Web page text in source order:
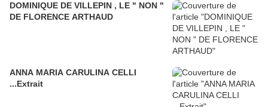
DOMINIQUE DE VILLEPIN , LE " NON "
DE FLORENCE ARTHAUD
ANNA MARIA CARULINA CELLI
...Extrait